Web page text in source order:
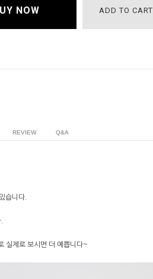
NOW ADD TO CART
REVIEW Q&A
습니다.
실제로 보시면 더 예쁩니다~